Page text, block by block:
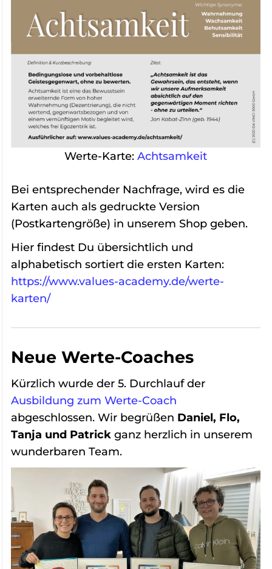
Werte-Karte: Achtsamkeit
Bei entsprechender Nachfrage, wird es die
Karten auch als gedruckte Version
(Postkartengröße) in unserem Shop geben.
Hier findest Du übersichtlich und
alphabetisch sortiert die ersten Karten:
https://www.values-academy.de/werte-
karten/
Neue Werte-Coaches
Kürzlich wurde der 5. Durchlauf der
Ausbildung zum Werte-Coach
abgeschlossen. Wir begrüßen Daniel, Flo,
Tanja und Patrick ganz herzlich in unserem
wunderbaren Team.